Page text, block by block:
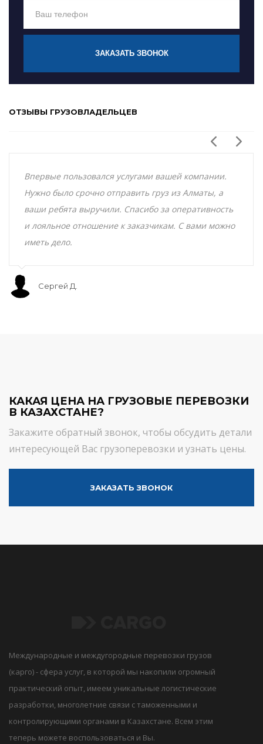
ЗАКАЗАТЬ ЗВОНОК
ОТЗЫВЫ ГРУЗОВЛАДЕЛЬЦЕВ
Впервые пользовался услугами вашей компании.
Нужно было срочно отправить груз из Алматы, а
ваши ребята выручили. Спасибо за оперативность
и лояльное отношение к заказчикам. С вами можно
иметь дело.
Сергей Д.
КАКАЯ ЦЕНА НА ГРУЗОВЫЕ ПЕРЕВОЗКИ
В КАЗАХСТАНЕ?
Закажите обратный звонок, чтобы обсудить детали
интересующей Вас грузоперевозки и узнать цены.
ЗАКАЗАТЬ ЗВОНОК
Международные и междугородные перевозки грузов
(карго) - сфера услуг, в которой мы накопили огромный
практический опыт, имеем уникальные логистические
разработки, многолетние связи с таможенными и
контролирующими органами в Казахстане. Всем этим
теперь можете воспользоваться и Вы.